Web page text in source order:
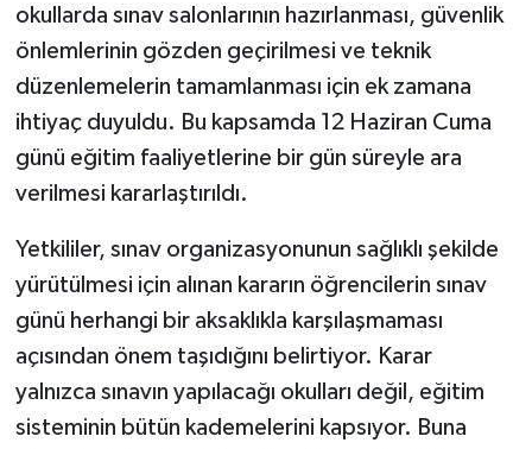
okullarda sınav salonlarının hazırlanması, güvenlik
önlemlerinin gözden geçirilmesi ve teknik
düzenlemelerin tamamlanması için ek zamana
ihtiyaç duyuldu. Bu kapsamda 12 Haziran Cuma
günü eğitim faaliyetlerine bir gün süreyle ara
verilmesi kararlaştırıldı.
Yetkililer, sınav organizasyonunun sağlıklı şekilde
yürütülmesi için alınan kararın öğrencilerin sınav
günü herhangi bir aksaklıkla karşılaşmaması
açısından önem taşıdığını belirtiyor. Karar
yalnızca sınavın yapılacağı okulları değil, eğitim
sisteminin bütün kademelerini kapsıyor. Buna